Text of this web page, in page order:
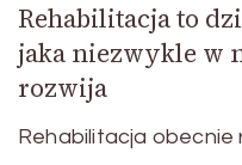
Rehabilitacja to
jaka niezwykle w
rozwija
Rehabilitacja obecnie